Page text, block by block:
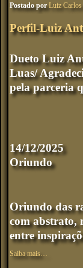
Postado porLuiz
Perfil-Luiz
DuetoLuiz
Luas/
pela parceria
14/12/2025
Oriundo
Oriundo das
com abstrato,
entre
Saiba mais…